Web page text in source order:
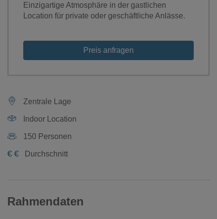
Einzigartige Atmosphäre in der gastlichen
Location für private oder geschäftliche Anlässe.
Preis anfragen
Zentrale Lage
Indoor Location
150 Personen
€ € Durchschnitt
Rahmendaten